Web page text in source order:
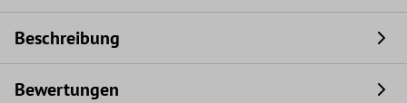
Beschreibung
Bewertungen